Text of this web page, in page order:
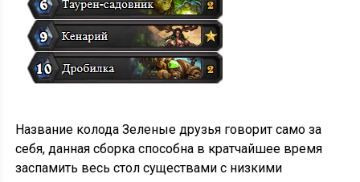
Название колода Зеленые друзья говорит само за
себя, данная сборка способна в кратчайшее время
заспамить весь стол существами с низкими